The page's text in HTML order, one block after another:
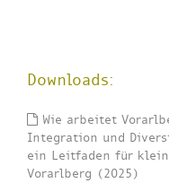
Downloads:
Wie arbeitet
Integration und
ein Leitfaden für
Vorarlberg (2025)